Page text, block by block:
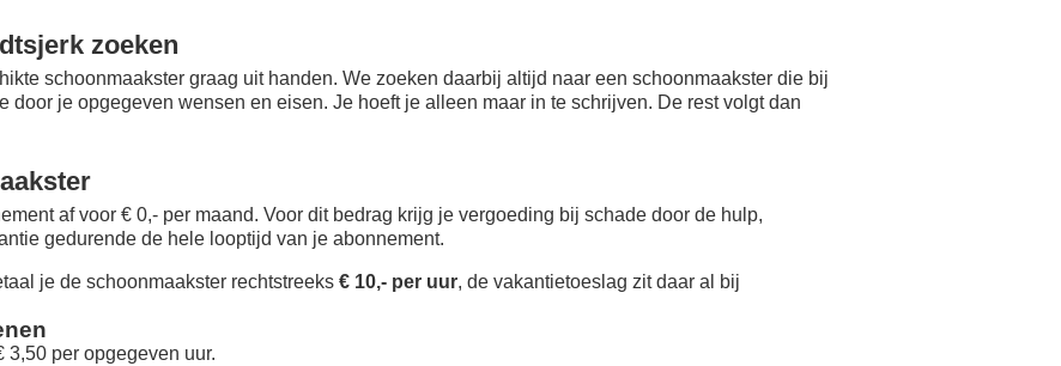
zoeken
schoonmaakster graag uit handen. We zoeken daarbij altijd naar een schoonmaakster die bij
door je opgegeven wensen en eisen. Je hoeft je alleen maar in te schrijven. De rest volgt dan
af voor € 0,- per maand. Voor dit bedrag krijg je vergoeding bij schade door de hulp,
gedurende de hele looptijd van je abonnement.
je de schoonmaakster rechtstreeks € 10,- per uur, de vakantietoeslag zit daar al bij
3,50 per opgegeven uur.